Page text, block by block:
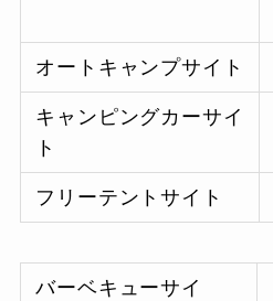
オートキャンプサイト
キャンピングカーサイ
ト
フリーテントサイト
バーベキューサイ